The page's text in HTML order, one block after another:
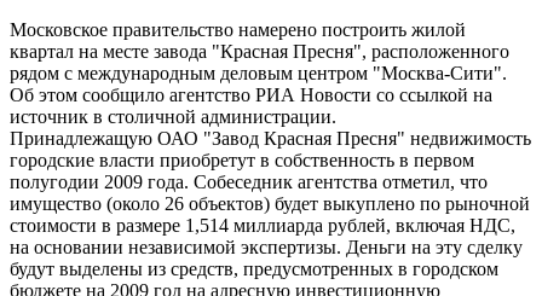
Московское правительство намерено построить жилой
квартал на месте завода "Красная Пресня", расположенного
рядом с международным деловым центром "Москва-Сити".
Об этом сообщило агентство РИА Новости со ссылкой на
источник в столичной администрации.
Принадлежащую ОАО "Завод Красная Пресня" недвижимость
городские власти приобретут в собственность в первом
полугодии 2009 года. Собеседник агентства отметил, что
имущество (около 26 объектов) будет выкуплено по рыночной
стоимости в размере 1,514 миллиарда рублей, включая НДС,
на основании независимой экспертизы. Деньги на эту сделку
будут выделены из средств, предусмотренных в городском
бюджете на 2009 год на адресную инвестиционную